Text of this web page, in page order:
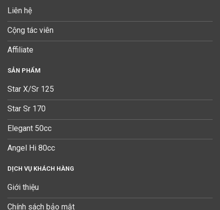
Liên hệ
Cộng tác viên
Affiliate
SẢN PHẨM
Star X/Sr 125
Star Sr 170
Elegant 50cc
Angel Hi 80cc
DỊCH VỤ KHÁCH HÀNG
Giới thiệu
Chính sách bảo mật